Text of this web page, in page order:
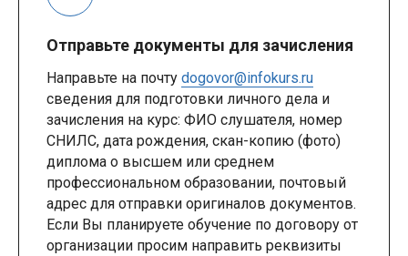
Отправьте документы для зачисления
Направьте на почту dogovor@infokurs.ru
сведения для подготовки личного дела и
зачисления на курс: ФИО слушателя, номер
СНИЛС, дата рождения, скан-копию (фото)
диплома о высшем или среднем
профессиональном образовании, почтовый
адрес для отправки оригиналов документов.
Если Вы планируете обучение по договору от
организации просим направить реквизиты